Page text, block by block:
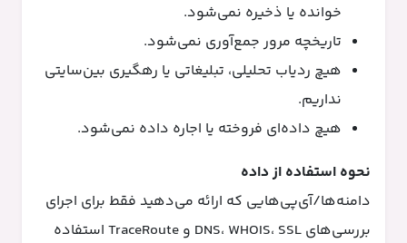
خوانده یا ذخیره نمی‌شود.
تاریخچه مرور جمع‌آوری نمی‌شود.
هیچ ردیاب تحلیلی، تبلیغاتی یا رهگیری بین‌سایتی
نداریم.
هیچ داده‌ای فروخته یا اجاره داده نمی‌شود.
نحوه استفاده از داده
دامنه‌ها/آی‌پی‌هایی که ارائه می‌دهید فقط برای اجرای
بررسی‌های DNS، WHOIS، SSL و TraceRoute استفاده